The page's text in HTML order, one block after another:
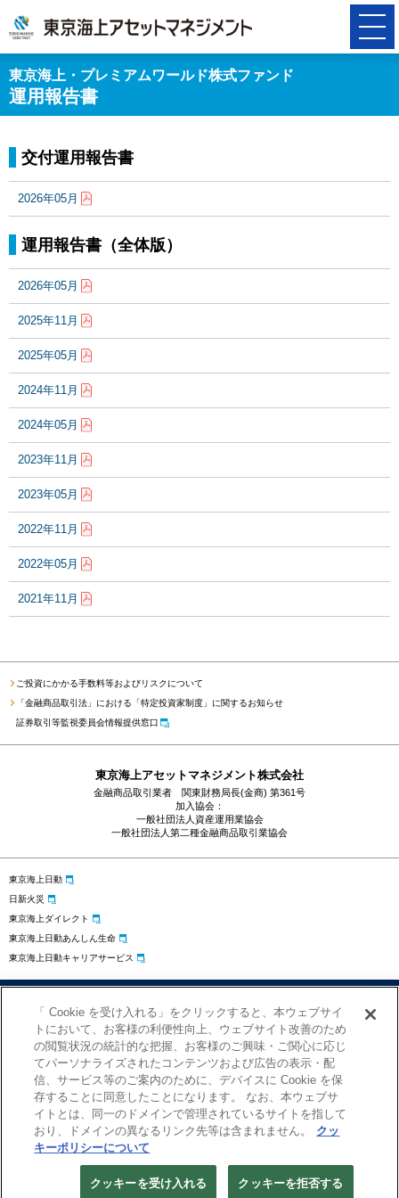
東京海上・プレミアムワールド株式ファンド
運用報告書
交付運用報告書
2026年05月
運用報告書（全体版）
2026年05月
2025年11月
2025年05月
2024年11月
2024年05月
2023年11月
2023年05月
2022年11月
2022年05月
2021年11月
ご投資にかかる手数料等およびリスクについて
「金融商品取引法」における「特定投資家制度」に関するお知らせ
証券取引等監視委員会情報提供窓口
東京海上アセットマネジメント株式会社
金融商品取引業者 関東財務局長(金商) 第361号
加入協会：
一般社団法人資産運用業協会
一般社団法人第二種金融商品取引業協会
東京海上日動
日新火災
東京海上ダイレクト
東京海上日動あんしん生命
東京海上日動キャリアサービス
お問い合わせ
クッキーの設定
Copyright © Tokio Marine Asset Management Co., Ltd.
「 Cookie を受け入れる」をクリックすると、本ウェブサイ
トにおいて、お客様の利便性向上、ウェブサイト改善のため
の閲覧状況の統計的な把握、お客様のご興味・ご関心に応じ
てパーソナライズされたコンテンツおよび広告の表示・配
信、サービス等のご案内のために、デバイスに Cookie を保
存することに同意したことになります。 なお、本ウェブサ
イトとは、同一のドメインで管理されているサイトを指して
おり、ドメインの異なるリンク先等は含まれません。
クッ
キーポリシーについて
クッキーを拒否する
クッキーを受け入れる